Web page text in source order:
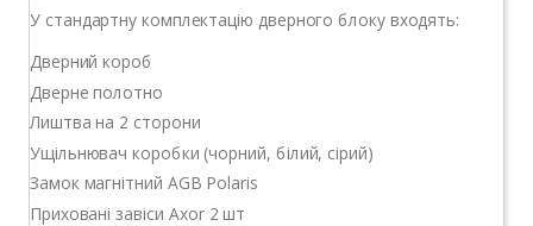
У стандартну комплектацію дверного блоку входять:
Дверний короб
Дверне полотно
Лиштва на 2 сторони
Ущільнювач коробки (чорний, білий, сірий)
Замок магнітний AGB Polaris
Приховані завіси Axor 2 шт